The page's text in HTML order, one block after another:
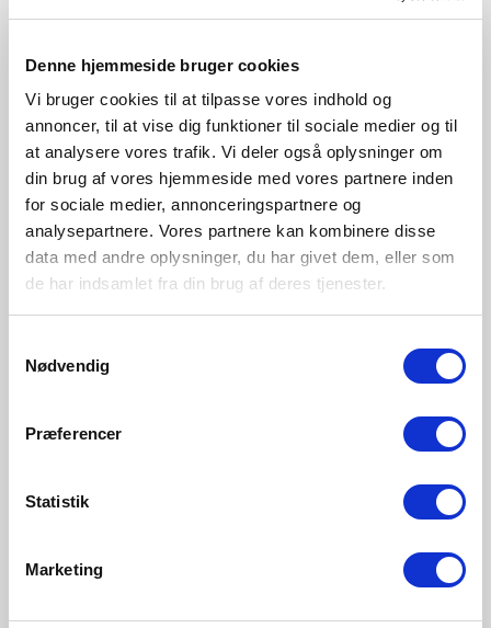
Denne hjemmeside bruger cookies
Vi bruger cookies til at tilpasse vores indhold og
annoncer, til at vise dig funktioner til sociale medier og til
at analysere vores trafik. Vi deler også oplysninger om
din brug af vores hjemmeside med vores partnere inden
for sociale medier, annonceringspartnere og
analysepartnere. Vores partnere kan kombinere disse
data med andre oplysninger, du har givet dem, eller som
de har indsamlet fra din brug af deres tjenester.
Nødvendig
Præferencer
Statistik
Marketing
Färgtemperatur (K)
Ljusstyrka (lumen)
100.0
Område
Olika (beror på placeringen)
Primärt material
Glas
5187000321
Relaterade produkter